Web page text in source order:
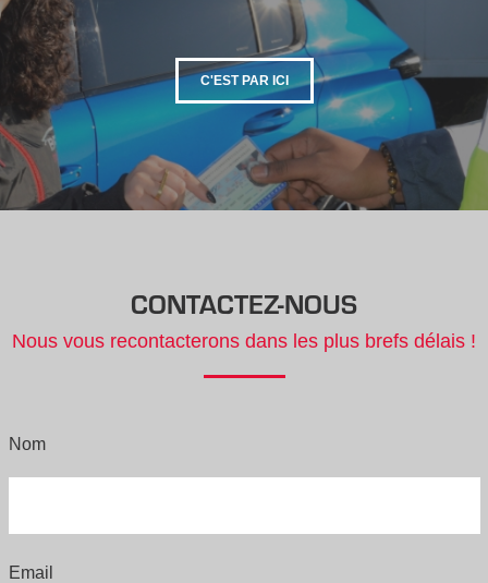
C'EST PAR ICI
CONTACTEZ-NOUS
Nous vous recontacterons dans les plus brefs délais !
Nom
Email